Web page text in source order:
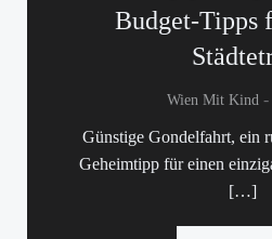
Budget-Tipps
Wien Mit Kind -
Günstige Gondelfahrt, ein
Geheimtipp für einen
[…]